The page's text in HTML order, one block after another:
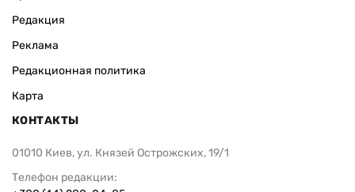
Редакция
Реклама
Редакционная политика
Карта
КОНТАКТЫ
01010 Киев, ул. Князей Острожских, 19/1
Телефон редакции: